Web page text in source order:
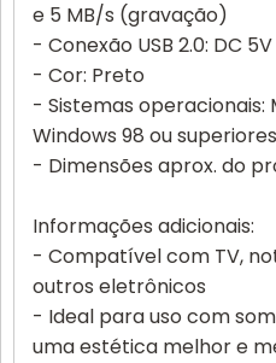
e 5 MB/s (gravação)
- Conexão USB 2.0: DC 5V
- Cor: Preto
- Sistemas operacionais:
Windows 98 ou superiores
- Dimensões aprox. do
Informações adicionais:
- Compatível com TV,
outros eletrônicos
- Ideal para uso com
uma estética melhor e